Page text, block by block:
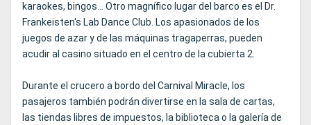
karaokes, bingos... Otro magnífico lugar del barco es el Dr.
Frankeisten's Lab Dance Club. Los apasionados de los
juegos de azar y de las máquinas tragaperras, pueden
acudir al casino situado en el centro de la cubierta 2.
Durante el crucero a bordo del Carnival Miracle, los
pasajeros también podrán divertirse en la sala de cartas,
las tiendas libres de impuestos, la biblioteca o la galería de